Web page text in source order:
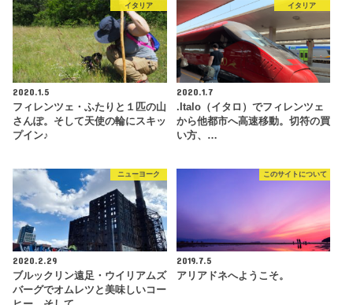
イタリア
2020.1.5
フィレンツェ・ふたりと１匹の山
さんぽ。そして天使の輪にスキッ
プイン♪
イタリア
2020.1.7
.Italo（イタロ）でフィレンツェ
から他都市へ高速移動。切符の買
い方、…
ニューヨーク
2020.2.29
ブルックリン遠足・ウイリアムズ
バーグでオムレツと美味しいコー
このサイトについて
2019.7.5
アリアドネへようこそ。